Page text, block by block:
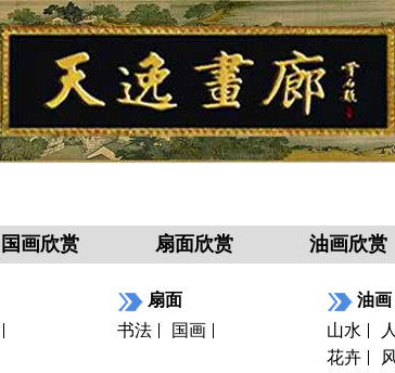
国画欣赏 扇面欣赏 油画欣赏
扇面
书法
国画
油画
山水
花卉